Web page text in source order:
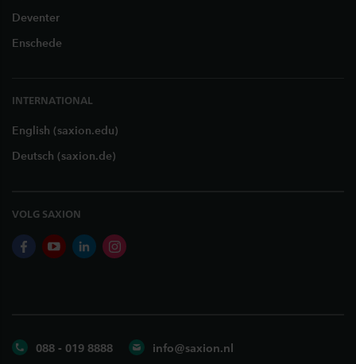
Deventer
Enschede
INTERNATIONAL
English (saxion.edu)
Deutsch (saxion.de)
VOLG SAXION
facebookyoutubelinkedininstagram
088 - 019 8888 info@saxion.nl